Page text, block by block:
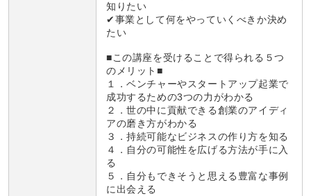
知りたい
✔事業として何をやっていくべきか決め
たい
■この講座を受けることで得られる５つ
のメリット■
１．ベンチャーやスタートアップ起業で
成功するための3つの力がわかる
２．世の中に貢献できる創業のアイディ
アの磨き方がわかる
３．持続可能なビジネスの作り方を知る
４．自分の可能性を広げる方法が手に入
る
５．自分もできそうと思える豊富な事例
に出会える